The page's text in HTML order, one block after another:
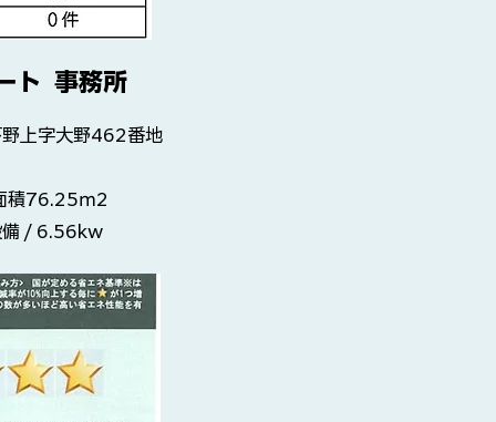
ト 事務所
野上字大野462番地
76.25ｍ2
備 / 6.56kw​